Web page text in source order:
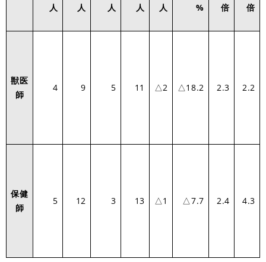
人 人 人 人 人 % 倍 倍
獣医
師
4 9 5 11 △2 △18.2 2.3 2.2
保健
師
5 12 3 13 △1 △7.7 2.4 4.3